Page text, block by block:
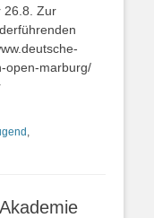
26.8. Zur
open-marburg/
,